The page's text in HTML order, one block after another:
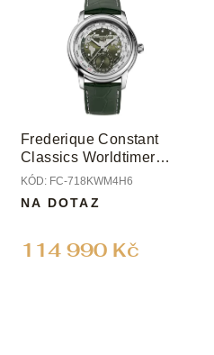
Frederique Constant
Classics Worldtimer
Manufacture Limited
KÓD: FC-718KWM4H6
114 990 Kč
NA DOTAZ